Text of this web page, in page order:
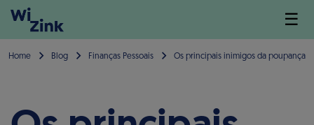
☰
Home Blog Finanças Pessoais Os principais inimigos da poupança